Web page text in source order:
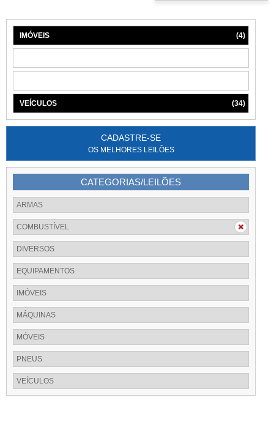
IMÓVEIS (4)
VEÍCULOS (34)
CADASTRE-SE
OS MELHORES LEILÕES
CATEGORIAS/LEILÕES
ARMAS
COMBUSTÍVEL
DIVERSOS
EQUIPAMENTOS
IMÓVEIS
MÁQUINAS
MÓVEIS
PNEUS
VEÍCULOS